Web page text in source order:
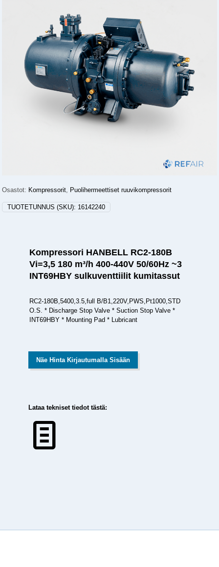
Osastot: Kompressorit, Puolihermeettiset ruuvikompressorit
TUOTETUNNUS (SKU): 16142240
Kompressori HANBELL RC2-180B
Vi=3,5 180 m³/h 400-440V 50/60Hz ~3
INT69HBY sulkuventtiilit kumitassut
RC2-180B,5400,3.5,full B/B1,220V,PWS,Pt1000,STD
O.S. * Discharge Stop Valve * Suction Stop Valve *
INT69HBY * Mounting Pad * Lubricant
Näe Hinta Kirjautumalla Sisään
Lataa tekniset tiedot tästä: